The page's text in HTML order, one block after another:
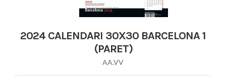
2024 CALENDARI 30X30 BARCELONA 1
(PARET)
AA.VV